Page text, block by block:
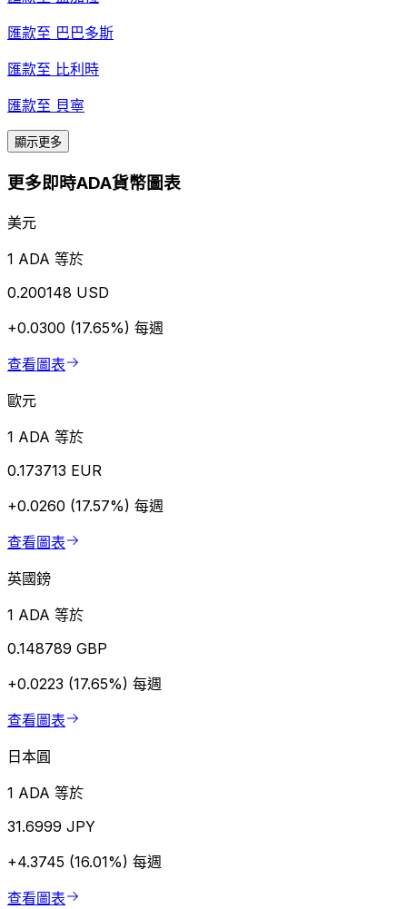
匯款至 巴巴多斯
匯款至 比利時
匯款至 貝寧
顯示更多
更多即時ADA貨幣圖表
美元
1 ADA 等於
0.200148 USD
+0.0300 (17.65%) 每週
查看圖表
歐元
1 ADA 等於
0.173713 EUR
+0.0260 (17.57%) 每週
查看圖表
英國鎊
1 ADA 等於
0.148789 GBP
+0.0223 (17.65%) 每週
查看圖表
日本圓
1 ADA 等於
31.6999 JPY
+4.3745 (16.01%) 每週
查看圖表